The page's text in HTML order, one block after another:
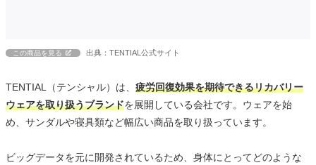
この商品を見る 出典：TENTIAL公式サイト
TENTIAL（テンシャル）は、 疲労回復効果を期待できるリカバリー
ウェアを取り扱うブランドを展開している会社です。ウェアを始
め、サンダルや寝具類など幅広い商品を取り扱っています。
ビッグデータを元に開発されているため、身体にとってどのような